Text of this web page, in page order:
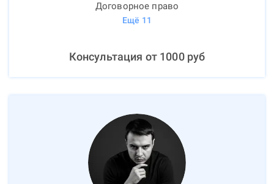
Договорное право
Ещё 11
Консультация от 1000руб